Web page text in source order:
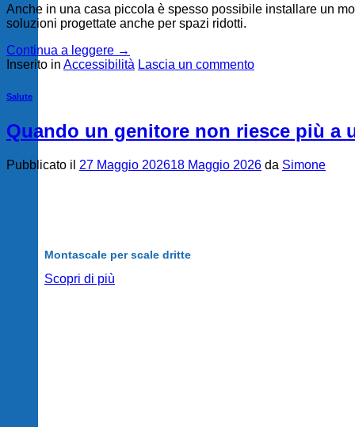
Montascale per scale dritte
Scopri di più
Anche in una casa piccola è spesso possibile installare un
soluzioni progettate anche per spazi ridotti.
Continua a leggere →
Inserito in Accessibilità Lascia un commento
Salute
Quando un genitore non riesce più a
Pubblicato il 27 Maggio 202618 Maggio 2026 da Simone